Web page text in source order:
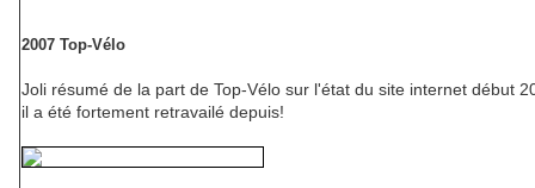
2007 Top-Vélo
Joli résumé de la part de Top-Vélo sur l'état du site internet début
il a été fortement retravailé depuis!